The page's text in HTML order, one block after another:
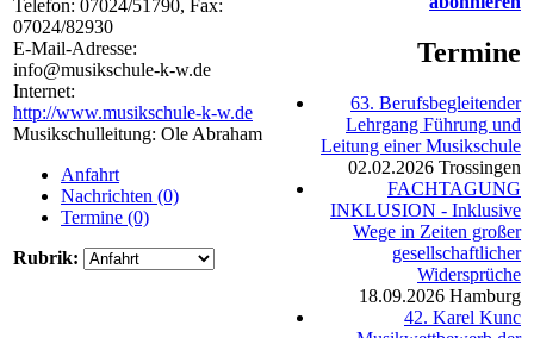
Telefon: 07024/51790, Fax:
07024/82930
E-Mail-Adresse:
info@musikschule-k-w.de
Internet:
http://www.musikschule-k-w.de
Musikschulleitung: Ole Abraham
Anfahrt
Nachrichten (0)
Termine (0)
Rubrik:
Termine
63. Berufsbegleitender
Lehrgang Führung und
Leitung einer Musikschule
02.02.2026 Trossingen
FACHTAGUNG
INKLUSION - Inklusive
Wege in Zeiten großer
gesellschaftlicher
Widersprüche
18.09.2026 Hamburg
42. Karel Kunc